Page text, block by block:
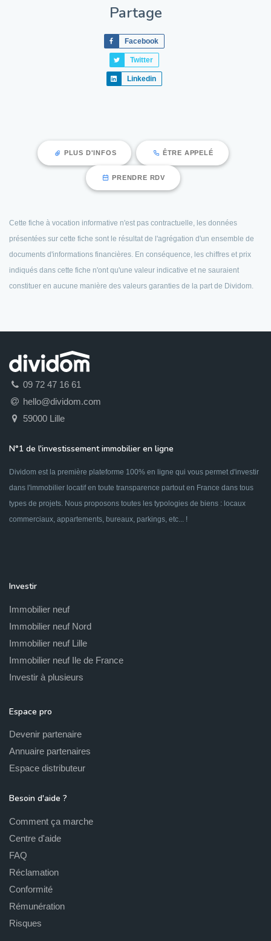
Partage
Facebook
Twitter
Linkedin
PLUS D'INFOS ÊTRE APPELÉ
PRENDRE RDV
Cette fiche à vocation informative n'est pas contractuelle, les données
présentées sur cette fiche sont le résultat de l'agrégation d'un ensemble de
documents d'informations financières. En conséquence, les chiffres et prix
indiqués dans cette fiche n'ont qu'une valeur indicative et ne sauraient
constituer en aucune manière des valeurs garanties de la part de Dividom.
09 72 47 16 61
hello@dividom.com
59000 Lille
N°1 de l'investissement immobilier en ligne
Dividom est la première plateforme 100% en ligne qui vous permet d'investir
dans l'immobilier locatif en toute transparence partout en France dans tous
types de projets. Nous proposons toutes les typologies de biens : locaux
commerciaux, appartements, bureaux, parkings, etc... !
Investir
Immobilier neuf
Immobilier neuf Nord
Immobilier neuf Lille
Immobilier neuf Ile de France
Investir à plusieurs
Espace pro
Devenir partenaire
Annuaire partenaires
Espace distributeur
Besoin d'aide ?
Comment ça marche
Centre d'aide
FAQ
Réclamation
Conformité
Rémunération
Risques